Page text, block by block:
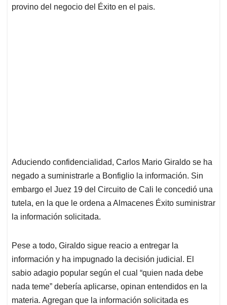
provino del negocio del Éxito en el pais.
Aduciendo confidencialidad, Carlos Mario Giraldo se ha
negado a suministrarle a Bonfiglio la información. Sin
embargo el Juez 19 del Circuito de Cali le concedió una
tutela, en la que le ordena a Almacenes Éxito suministrar
la información solicitada.
Pese a todo, Giraldo sigue reacio a entregar la
información y ha impugnado la decisión judicial. El
sabio adagio popular según el cual “quien nada debe
nada teme” debería aplicarse, opinan entendidos en la
materia. Agregan que la información solicitada es